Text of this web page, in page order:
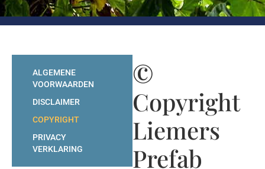
©
Copyright
Liemers
Prefab
ALGEMENE
VOORWAARDEN
DISCLAIMER
COPYRIGHT
PRIVACY
VERKLARING